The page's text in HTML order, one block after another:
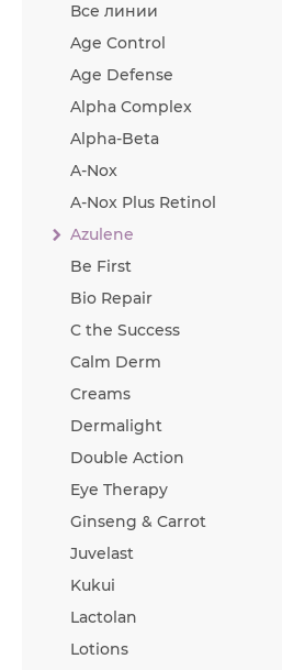
Все линии
Age Control
Age Defense
Alpha Complex
Alpha-Beta
A-Nox
A-Nox Plus Retinol
Azulene
Be First
Bio Repair
C the Success
Calm Derm
Creams
Dermalight
Double Action
Eye Therapy
Ginseng & Carrot
Juvelast
Kukui
Lactolan
Lotions